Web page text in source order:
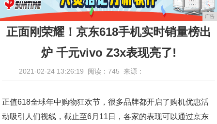
广告
正面刚荣耀！京东618手机实时销量榜出
炉 千元vivo Z3x表现亮了!
2021-02-24 13:26:19 阅读：745 来源：
正值618全球年中购物狂欢节，很多品牌都开启了购机优惠活
动吸引人们视线，截止至6月11日，各家的表现可以通过京东